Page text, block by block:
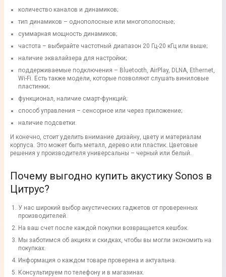
количество каналов и динамиков;
тип динамиков – однополосные или многополосные;
суммарная мощность динамиков;
частота – выбирайте частотный диапазон 20 Гц-20 кГц или выше;
наличие эквалайзера для настройки;
поддерживаемые подключения – Bluetooth, AirPlay, DLNA, Ethernet,
Wi-Fi. Есть также модели, которые позволяют слушать виниловые
пластинки;
функционал, наличие смарт-функций;
способ управления – сенсорное или через приложение;
наличие подсветки.
И конечно, стоит уделить внимание дизайну, цвету и материалам
корпуса. Это может быть металл, дерево или пластик. Цветовые
решения у производителя универсальны – черный или белый.
Почему выгодно купить акустику Sonos в
Цитрус?
У нас широкий выбор акустических гаджетов от проверенных
производителей.
На ваш счет после каждой покупки возвращается кешбэк.
Мы заботимся об акциях и скидках, чтобы вы могли экономить на
покупках.
Информация о каждом товаре проверена и актуальна.
Консультируем по телефону и в магазинах.